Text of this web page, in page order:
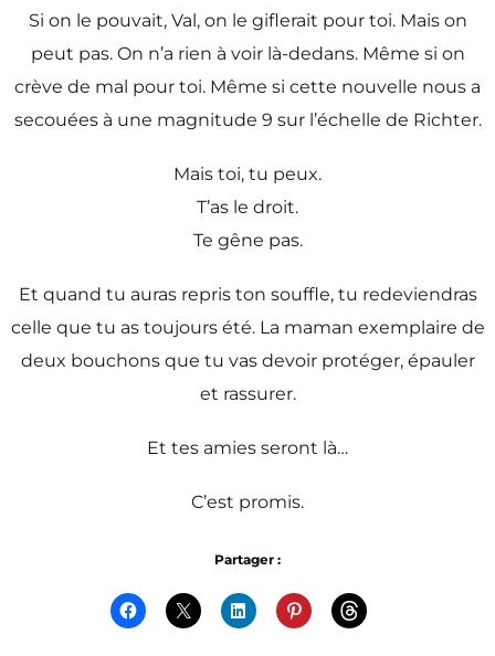
Si on le pouvait, Val, on le giflerait pour toi. Mais on
peut pas. On n’a rien à voir là-dedans. Même si on
crève de mal pour toi. Même si cette nouvelle nous a
secouées à une magnitude 9 sur l’échelle de Richter.
Mais toi, tu peux.
T’as le droit.
Te gêne pas.
Et quand tu auras repris ton souffle, tu redeviendras
celle que tu as toujours été. La maman exemplaire de
deux bouchons que tu vas devoir protéger, épauler
et rassurer.
Et tes amies seront là…
C’est promis.
Partager :